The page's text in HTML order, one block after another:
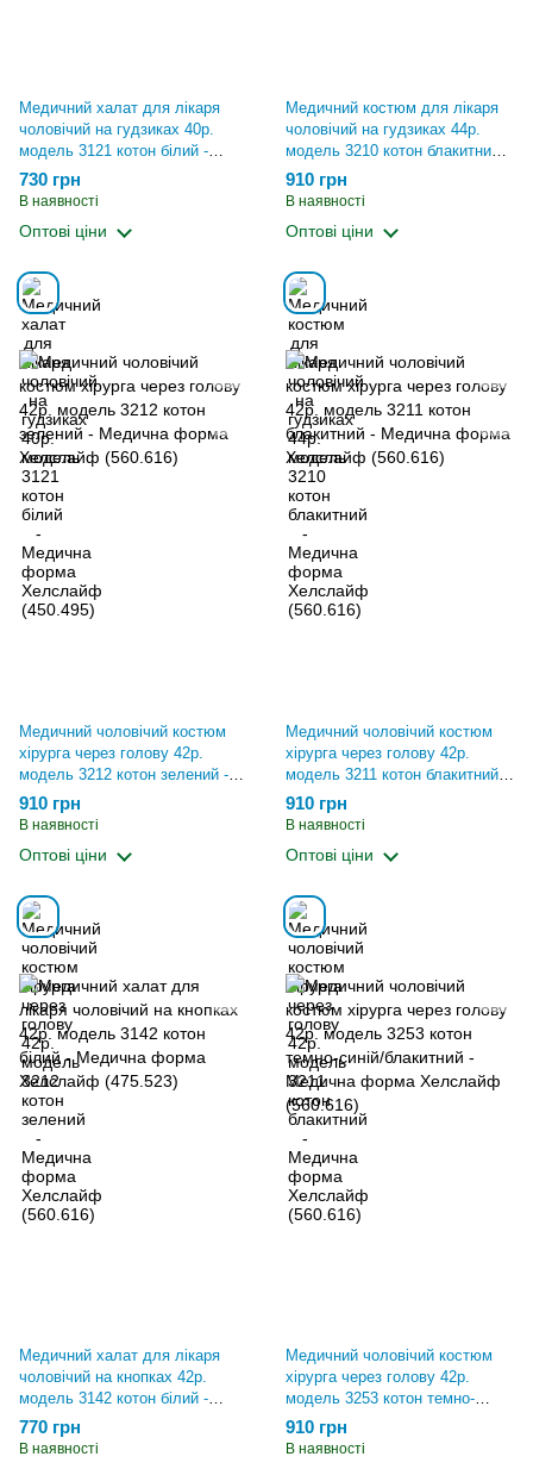
Медичний халат для лікаря
чоловічий на гудзиках 40р.
модель 3121 котон білий -
Медична форма Хелслайф
(450.495)
730 грн
В наявності
Оптові ціни
Медичний костюм для лікаря
чоловічий на гудзиках 44р.
модель 3210 котон блакитний -
Медична форма Хелслайф
(560.616)
910 грн
В наявності
Оптові ціни
Медичний чоловічий костюм
хірурга через голову 42р.
модель 3212 котон зелений -
Медична форма Хелслайф
(560.616)
910 грн
В наявності
Оптові ціни
Медичний чоловічий костюм
хірурга через голову 42р.
модель 3211 котон блакитний -
Медична форма Хелслайф
(560.616)
910 грн
В наявності
Оптові ціни
Медичний халат для лікаря
чоловічий на кнопках 42р.
модель 3142 котон білий -
Медична форма Хелслайф
(475.523)
770 грн
В наявності
Медичний чоловічий костюм
хірурга через голову 42р.
модель 3253 котон темно-
синій/блакитний - Медична
форма Хелслайф (560.616)
910 грн
В наявності